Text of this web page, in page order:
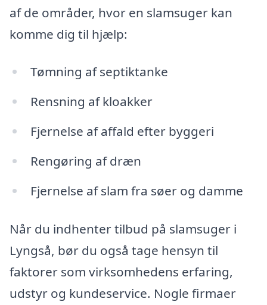
af de områder, hvor en slamsuger kan
komme dig til hjælp:
Tømning af septiktanke
Rensning af kloakker
Fjernelse af affald efter byggeri
Rengøring af dræn
Fjernelse af slam fra søer og damme
Når du indhenter tilbud på slamsuger i
Lyngså, bør du også tage hensyn til
faktorer som virksomhedens erfaring,
udstyr og kundeservice. Nogle firmaer